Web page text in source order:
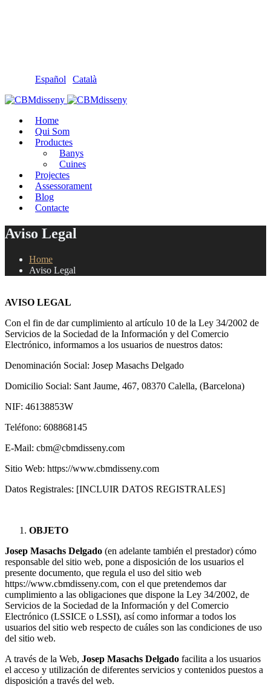
Español Català
Home
Qui Som
Productes
Banys
Cuines
Projectes
Assessorament
Blog
Contacte
Aviso Legal
Home
Aviso Legal
AVISO LEGAL
Con el fin de dar cumplimiento al artículo 10 de la Ley 34/2002 de
Servicios de la Sociedad de la Información y del Comercio
Electrónico, informamos a los usuarios de nuestros datos:
Denominación Social: Josep Masachs Delgado
Domicilio Social: Sant Jaume, 467, 08370 Calella, (Barcelona)
NIF: 46138853W
Teléfono: 608868145
E-Mail: cbm@cbmdisseny.com
Sitio Web: https://www.cbmdisseny.com
Datos Registrales: [INCLUIR DATOS REGISTRALES]
OBJETO
Josep Masachs Delgado (en adelante también el prestador) cómo
responsable del sitio web, pone a disposición de los usuarios el
presente documento, que regula el uso del sitio web
https://www.cbmdisseny.com, con el que pretendemos dar
cumplimiento a las obligaciones que dispone la Ley 34/2002, de
Servicios de la Sociedad de la Información y del Comercio
Electrónico (LSSICE o LSSI), así como informar a todos los
usuarios del sitio web respecto de cuáles son las condiciones de uso
del sitio web.
A través de la Web, Josep Masachs Delgado facilita a los usuarios
el acceso y utilización de diferentes servicios y contenidos puestos a
disposición a través del web.